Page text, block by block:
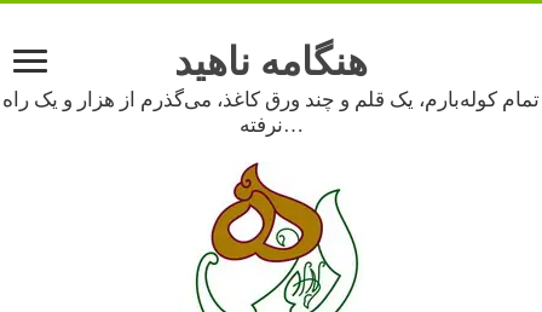
هنگامه ناهید
تمام کوله‌بارم، یک قلم و چند ورق کاغذ، می‌گذرم از هزار و یک راه
نرفته…